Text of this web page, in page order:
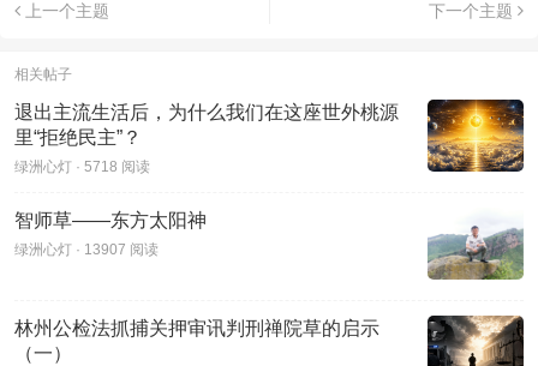
上一个主题 下一个主题
相关帖子
退出主流生活后，为什么我们在这座世外桃源
里“拒绝民主”？
绿洲心灯 · 5718 阅读
智师草——东方太阳神
绿洲心灯 · 13907 阅读
林州公检法抓捕关押审讯判刑禅院草的启示
（一）